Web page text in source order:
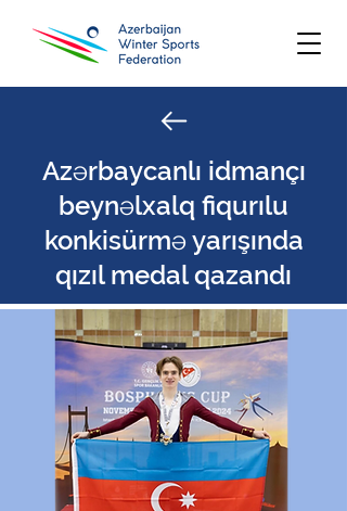
Azərbaycanlı idmançı
beynəlxalq fiqurılu
konkisürmə yarışında
qızıl medal qazandı